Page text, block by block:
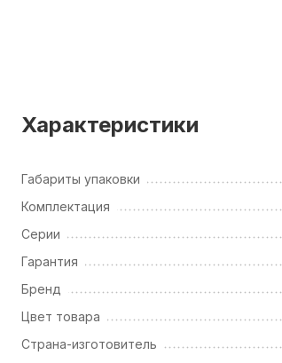
Характеристики
Габариты упаковки
Комплектация
Серии
Гарантия
Бренд
Цвет товара
Страна-изготовитель